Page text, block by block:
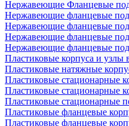
Нержавеющие Фланцевые
Нержавеющие фланцевые
Нержавеющие фланцевые
Нержавеющие фланцевые
Нержавеющие фланцевые
Пластиковые корпуса и узлы
Пластиковые натяжные
Пластиковые стационарные
Пластиковые стационарные
Пластиковые стационарные
Пластиковые фланцевые
Пластиковые фланцевые